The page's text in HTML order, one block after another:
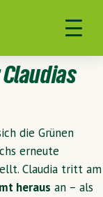
die Grünen
erneute
Claudia tritt am
heraus an – als